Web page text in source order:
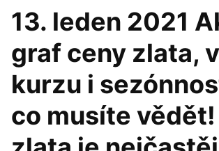
13. leden 2021
graf ceny zlata,
kurzu i
co musíte vědět!